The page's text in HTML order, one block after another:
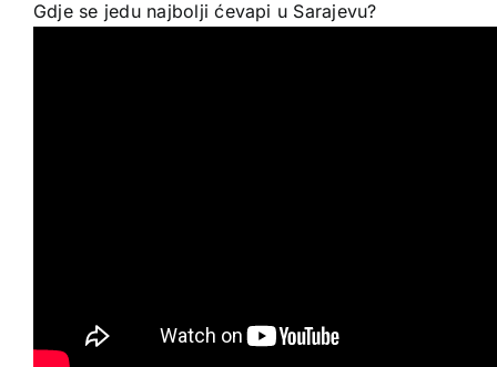
Gdje se jedu najbolji ćevapi u Sarajevu?